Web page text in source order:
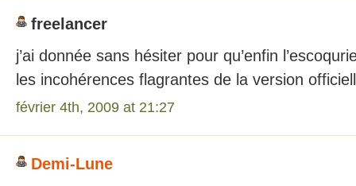
freelancer
j’ai donnée sans hésiter pour qu’enfin
les incohérences flagrantes de la version
février 4th, 2009 at 21:27
Demi-Lune